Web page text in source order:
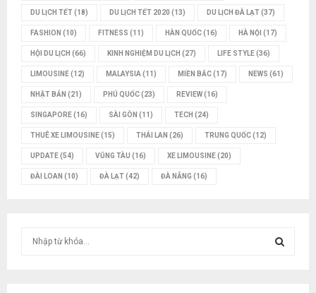
DU LỊCH TẾT(18) DU LỊCH TẾT 2020 (13) DU LỊCH ĐÀ LẠT(37)
FASHION (10) FITNESS (11) HÀN QUỐC(16) HÀ NỘI (17)
HỘI DU LỊCH (66) KINH NGHIỆM DU LỊCH (27) LIFE STYLE(36)
LIMOUSINE(12) MALAYSIA (11) MIỀN BẮC(17) NEWS (61)
NHẬT BẢN (21) PHÚ QUỐC(23) REVIEW(16)
SINGAPORE(16) SÀI GÒN (11) TECH (24)
THUÊ XE LIMOUSINE(15) THÁI LAN (26) TRUNG QUỐC(12)
UPDATE(54) VŨNG TÀU (16) XE LIMOUSINE(20)
ĐÀI LOAN (10) ĐÀ LẠT(42) ĐÀ NẴNG (16)